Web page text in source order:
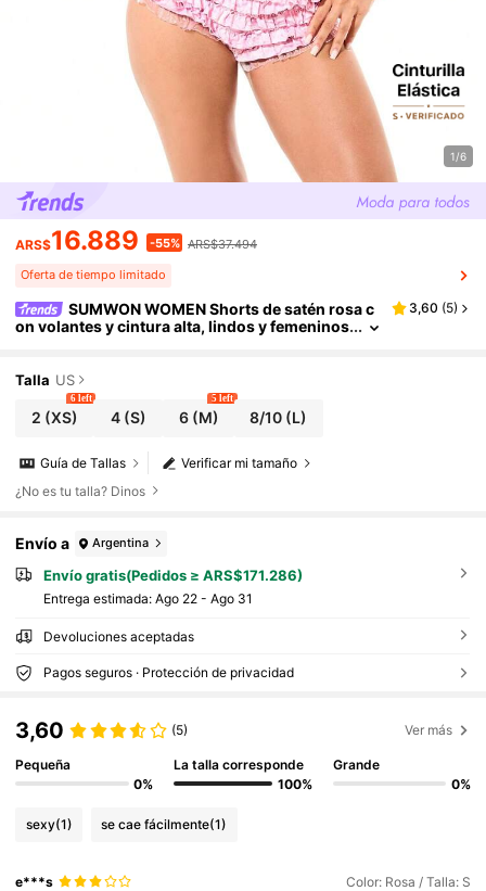
1/6
ARS$16.889 -55% ARS$37.494
Oferta de tiempo limitado
SUMWON WOMEN Shorts de satén rosa c
on volantes y cintura alta, lindos y femeninos
3,60 (5)
Talla US
2 (XS)
6 left
4(S) 6(M)
5 left
8/10 (L)
Verificar mi tamaño
Guía de Tallas
¿No es tu talla? Dinos
Envío a Argentina
Envío gratis(Pedidos ≥ ARS$171.286)
Entrega estimada: Ago 22 - Ago 31
Devoluciones aceptadas
Pagos seguros · Protección de privacidad
3,60 (5) Ver más
Pequeña
0%
La talla corresponde
100%
Grande
0%
sexy(1) se cae fácilmente(1)
e***s Color: Rosa / Talla: S